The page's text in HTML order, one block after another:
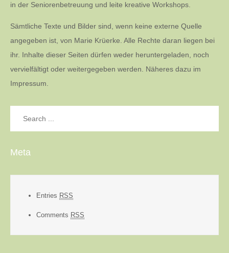
in der Seniorenbetreuung und leite kreative Workshops.
Sämtliche Texte und Bilder sind, wenn keine externe Quelle
angegeben ist, von Marie Krüerke. Alle Rechte daran liegen bei
ihr. Inhalte dieser Seiten dürfen weder heruntergeladen, noch
vervielfältigt oder weitergegeben werden. Näheres dazu im
Impressum.
Meta
Entries RSS
Comments RSS